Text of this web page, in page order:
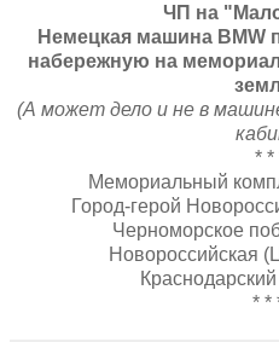
ЧП на
Немецкая машина BMW
набережную на
(А может дело и не в
* *
Мемориальный
Город-герой
Черноморское
Новороссийская
* *